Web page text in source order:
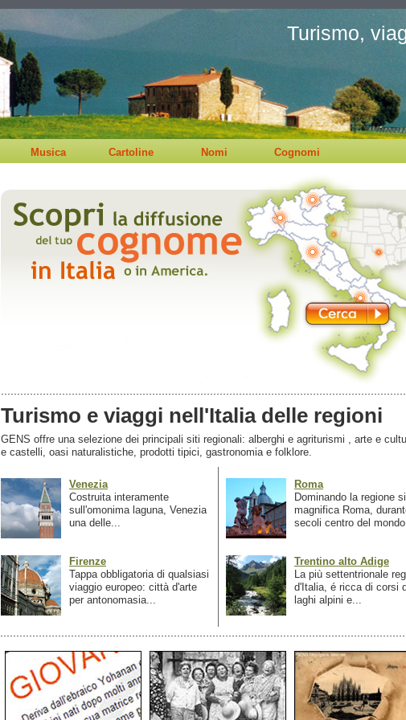
Turismo,
Musica Cartoline Nomi Cognomi
Turismo e viaggi nell'Italia delle regioni
GENS offre una selezione dei principali siti regionali: alberghi e agriturismi , arte e
e castelli, oasi naturalistiche, prodotti tipici, gastronomia e folklore.
Venezia
Costruita interamente
sull'omonima laguna, Venezia
una delle...
Firenze
Tappa obbligatoria di qualsiasi
viaggio europeo: città d'arte
per antonomasia...
Roma
Dominando la regione
magnifica Roma,
secoli centro del
Trentino alto Adige
La più settentrionale
d'Italia, é ricca di corsi
laghi alpini e...